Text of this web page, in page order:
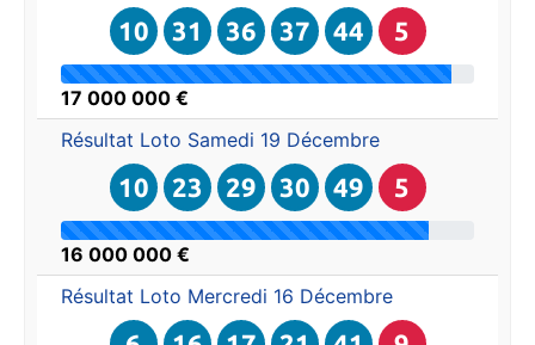
10 31 36 37 44 5
17 000 000 €
Résultat Loto Samedi 19 Décembre
10 23 29 30 49 5
16 000 000 €
Résultat Loto Mercredi 16 Décembre